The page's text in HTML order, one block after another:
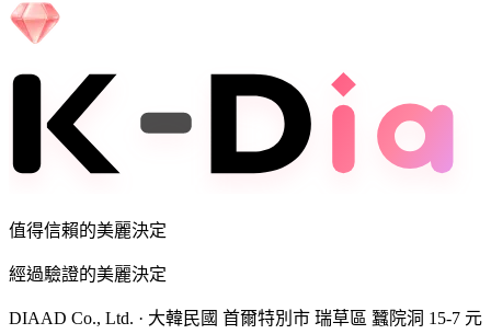
值得信賴的美麗決定
經過驗證的美麗決定
DIAAD Co., Ltd. · 大韓民國 首爾特別市 瑞草區 蠶院洞 15-7 元